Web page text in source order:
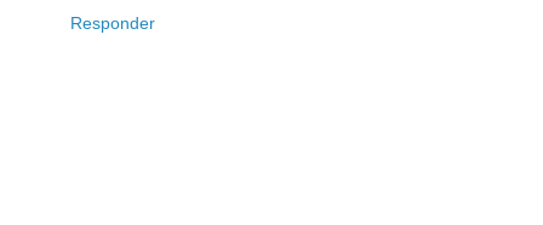
Responder